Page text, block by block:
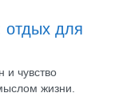
отдых для
и чувство
жизни.